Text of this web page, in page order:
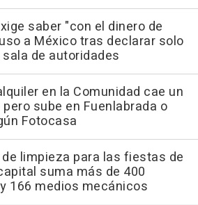
saber "con el dinero de
a México tras declarar solo
de autoridades
en la Comunidad cae un
pero sube en Fuenlabrada o
Fotocasa
limpieza para las fiestas de
suma más de 400
166 medios mecánicos